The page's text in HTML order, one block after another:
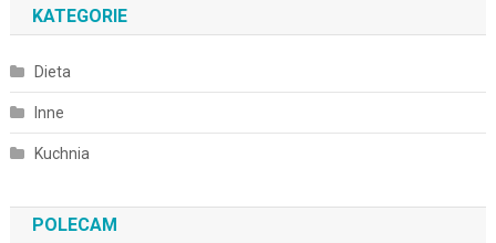
KATEGORIE
Dieta
Inne
Kuchnia
POLECAM